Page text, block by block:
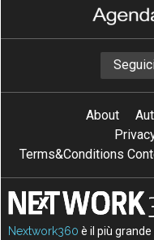
About
Terms&Conditions
Nextwork360 è il più